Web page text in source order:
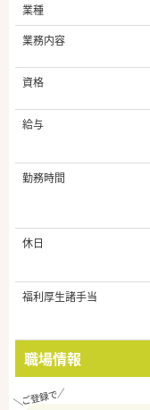
業種
業務内容
資格
給与
勤務時間
休日
福利厚生諸手当
職場情報